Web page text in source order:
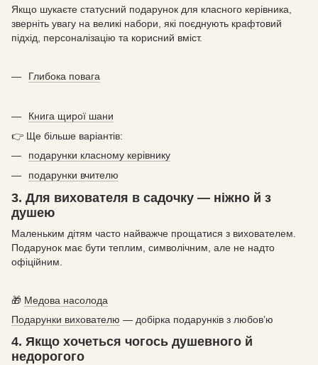
Якщо шукаєте статусний подарунок для класного керівника,
зверніть увагу на великі набори, які поєднують крафтовий
підхід, персоналізацію та корисний вміст.
Глибока повага
Книга щирої шани
👉 Ще більше варіантів:
подарунки класному керівнику
подарунки вчителю
3. Для вихователя в садочку — ніжно й з
душею
Маленьким дітям часто найважче прощатися з вихователем.
Подарунок має бути теплим, символічним, але не надто
офіційним.
🎁 Медова насолода
Подарунки вихователю — добірка подарунків з любов’ю
4. Якщо хочеться чогось душевного й
недорогого